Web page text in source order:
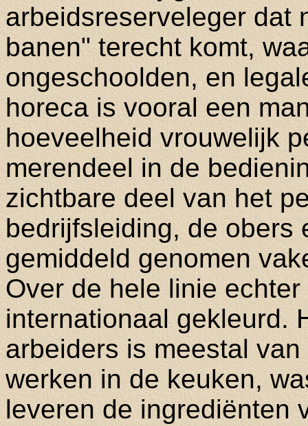
arbeidsreserveleger dat
banen" terecht komt,
ongeschoolden, en
horeca is vooral een
hoeveelheid vrouwelijk
merendeel in de
zichtbare deel van het
bedrijfsleiding, de obers
gemiddeld genomen
Over de hele linie
internationaal gekleurd.
arbeiders is meestal
werken in de keuken,
leveren de ingrediënten